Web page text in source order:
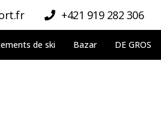
+421 919 282 306
de ski Bazar DE GROS